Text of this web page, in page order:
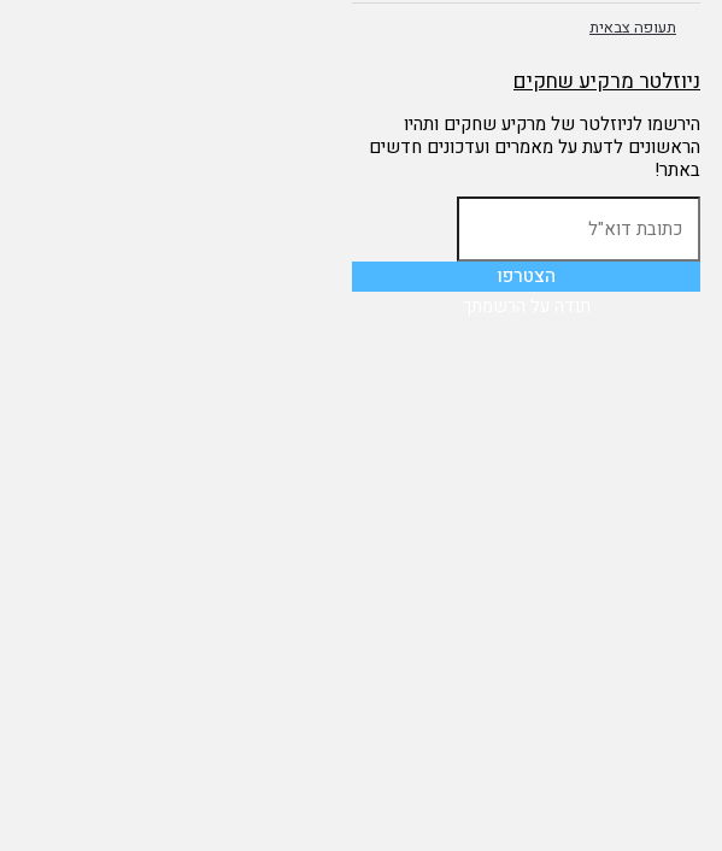
תעופה צבאית
ניוזלטר מרקיע שחקים
הירשמו לניוזלטר של מרקיע שחקים ותהיו
הראשונים לדעת על מאמרים ועדכונים חדשים
באתר!